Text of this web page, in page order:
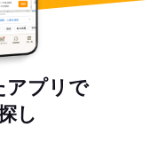
アプリで
し